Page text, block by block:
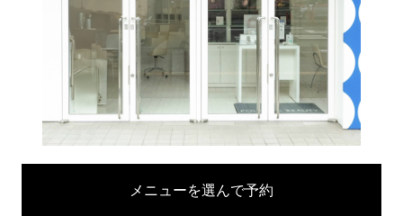
メニューを選んで予約